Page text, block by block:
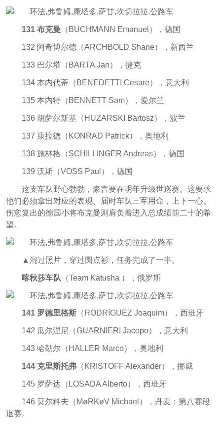
131 布克曼 （BUCHMANN Emanuel），德国
132 阿奇博尔德（ARCHBOLD Shane），新西兰
133 巴尔塔（BARTA Jan），捷克
134 本内代蒂（BENEDETTI Cesare），意大利
135 本内特（BENNETT Sam），爱尔兰
136 胡萨尔斯基（HUZARSKI Bartosz），波兰
137 康拉德（KONRAD Patrick），奥地利
138 施林格（SCHILLINGER Andreas），德国
139 沃斯（VOSS Paul），德国
这支车队野心勃勃，豪言要在明年升级世巡赛。这要求
他们必须拿出对应的表现。届时车队三军用命，上下一心。
伤愈复出的德国小将布克曼则肩负着进入总成绩前二十的希
望。
▲混过照片，穿过圆点衫，任务完成了一半。
喀秋莎车队 （Team Katusha ），俄罗斯
141 罗德里格斯（RODRíGUEZ Joaquim），西班牙
142 瓜尔涅尼（GUARNIERI Jacopo），意大利
143 哈勒尔（HALLER Marco），奥地利
144 克里斯托弗（KRISTOFF Alexander），挪威
145 罗萨达（LOSADA Alberto），西班牙
146 莫尔科夫（MøRKøV Michael），丹麦：第八赛段
退赛。